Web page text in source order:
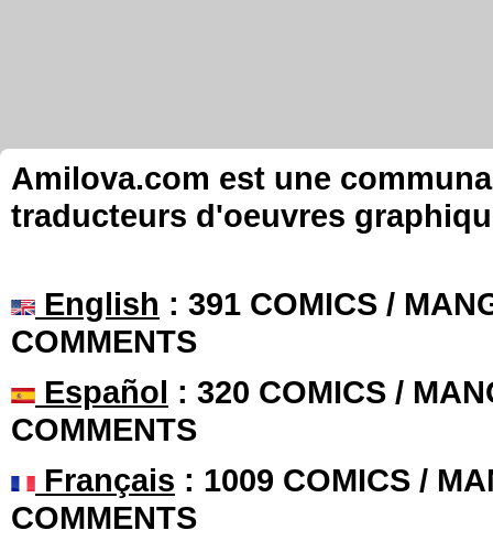
Amilova.com est une
traducteurs d'oeuvres
English : 391 COMICS /
COMMENTS
Español : 320 COMICS /
COMMENTS
Français : 1009 COMICS /
COMMENTS